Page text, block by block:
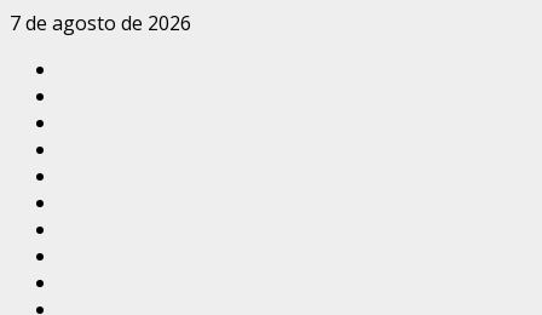
Saltar
contenido
7 de agosto de 2026